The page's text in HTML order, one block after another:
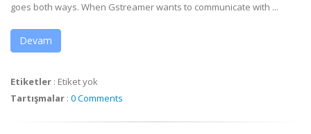
goes both ways. When Gstreamerwants to communicate with ...
Devam
Etiketler : Etiket yok
Tartışmalar : 0 Comments